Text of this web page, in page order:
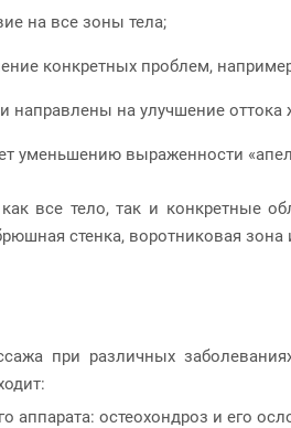
на все зоны тела;
конкретных проблем,
на улучшение оттока
уменьшению выраженности
все тело, так и конкретные
стенка, воротниковая зона
при различных
аппарата: остеохондроз и его